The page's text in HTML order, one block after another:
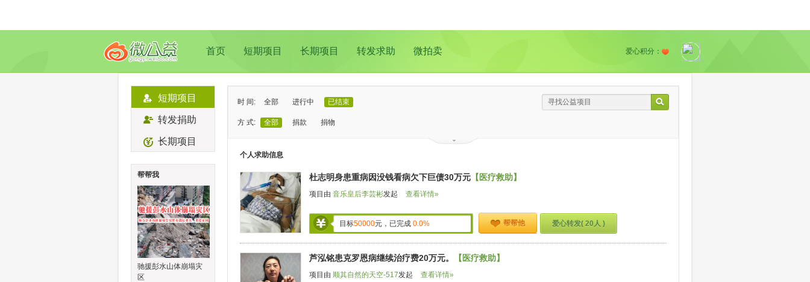
首页 短期项目 长期项目 转发求助 微拍卖 爱心积分：
短期项目
转发捐助
长期项目
帮帮我
驰援彭水山体崩塌灾
区
时 间: 全部 进行中 已结束
方 式: 全部 捐款 捐物
地 域: 全部 北京 上海 广州 成都 深圳 南京 更多地域
个人求助信息
杜志明身患重病因没钱看病欠下巨债30万元 【医疗救助】
项目由 音乐皇后李芸彬发起 查看详情»
目标50000元，已完成 0.0% 帮帮他 爱心转发( 20人 )
芦泓铭患克罗恩病继续治疗费20万元。 【医疗救助】
项目由 顺其自然的天空-517发起 查看详情»